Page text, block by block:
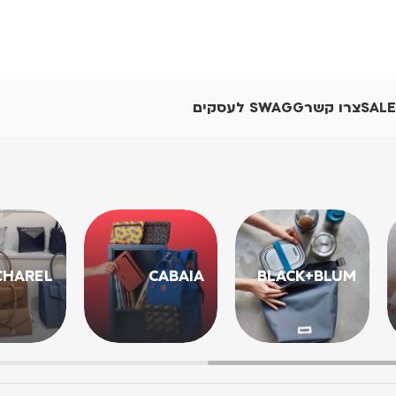
SALEצרו קשרSWAGG לעסקים
BLACK+BLUM
CABAIA